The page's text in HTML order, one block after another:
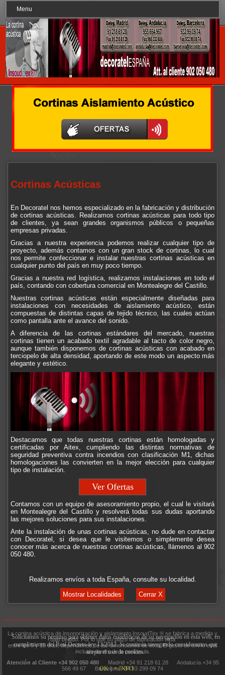
Menu
Cortinas Acústicas
En Decoratel nos hemos especializado en la fabricación y distribución
de cortinas acústicas. Realizamos cortinas acústicas para todo tipo
de clientes, ya sean grandes organismos públicos o pequeñas
empresas privadas.
Gracias a nuestra experiencia podemos realizar cualquier tipo de
proyecto, además contamos con un gran stock de cortinas, lo cual
nos permite confeccionar e instalar nuestras cortinas acústicas en
cualquier punto del país en muy poco tiempo.
Gracias a nuestra red logística, realizamos instalaciones en todo el
país, contando con cobertura comercial en Montealegre del Castillo.
Nuestras cortinas acústicas están especialmente diseñadas para
instalaciones con necesidades de aislamiento acústico, están
compuestas de distintas capas de tejido técnico, las cuales actúan
como pantalla ante el avance del sonido.
A diferencia de las cortinas estándares del mercado, nuestras
cortinas tienen un acabado textil agradable al tacto de color negro,
aunque también disponemos de cortinas acústicas con acabado en
terciopelo de alta densidad, aportando de este modo un aspecto más
elegante y estético.
Destacamos que todas nuestras cortinas están homologadas y
certificadas por Aitex, cumpliendo las distintas normativas de
seguridad preventiva contra incendios con clasificación M1, dichas
homologaciones las convierten en la mejor elección para cualquier
tipo de instalación.
Ver Ofertas
Contamos con un equipo de asesoramiento propio, el cual le visitará
en Montealegre del Castillo y resolverá todas sus dudas aportando
las mejores soluciones para sus instalaciones.
Ante la instalación de unas cortinas acústicas, no dude en contactar
con Decoratel, si desea que le visitemos o simplemente desea
conocer más acerca de nuestras cortinas acústicas, llámenos al 902
050 480.
Realizamos envíos a toda España, consulte su localidad.
Mostrar Localidades
Cerrar X
La cortina acústica de insonorización y aislamiento InsoudTex ® se fabrica a medida y
bajo pedido. Por lo que su plazo de fabricación está
entre los 5 y 15 días, dependiendo de las dimensiones de ésta. El gasto de envío está
incluido dentro de la península.
Atención al Cliente +34 902 050 480Madrid +34 91 218 61 28 Andalucía +34 95
566 49 67 Barcelona +34 93 299 09 74
Solicitamos su permiso para obtener datos estadísticos de su navegación en esta web, en
cumplimiento del Real Decreto-ley 13/2012. Si continúa navegando consideramos que
acepta el uso de cookies.
OK | + INFO